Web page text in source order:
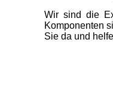
Wir sind die
Komponenten
Sie da und